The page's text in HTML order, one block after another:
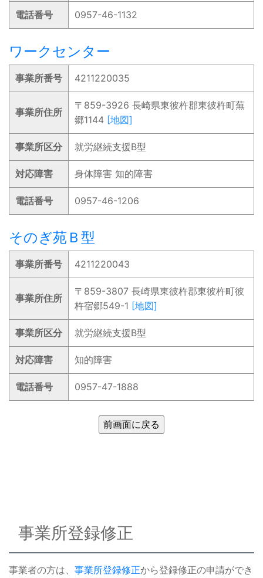
電話番号 0957-46-1132
ワークセンター
事業所番号 4211220035
事業所住所
〒859-3926 長崎県東彼杵郡東彼杵町蕪
郷1144 [地図]
事業所区分 就労継続支援B型
対応障害 身体障害 知的障害
電話番号 0957-46-1206
そのぎ苑Ｂ型
事業所番号 4211220043
事業所住所
〒859-3807 長崎県東彼杵郡東彼杵町彼
杵宿郷549-1 [地図]
事業所区分 就労継続支援B型
対応障害 知的障害
電話番号 0957-47-1888
事業所登録修正
事業者の方は、 事業所登録修正から登録修正の申請ができ